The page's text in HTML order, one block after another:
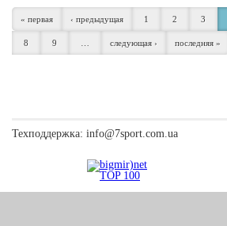
« первая ‹ предыдущая 1 2 3
8 9 следующая › последняя »
Техподдержка: info@7sport.com.ua